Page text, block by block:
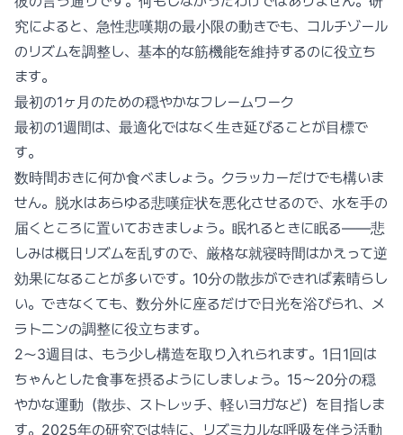
究によると、急性悲嘆期の最小限の動きでも、コルチゾール
のリズムを調整し、基本的な筋機能を維持するのに役立ち
ます。
最初の1ヶ月のための穏やかなフレームワーク
最初の1週間は、最適化ではなく生き延びることが目標で
す。
数時間おきに何か食べましょう。クラッカーだけでも構いま
せん。脱水はあらゆる悲嘆症状を悪化させるので、水を手の
届くところに置いておきましょう。眠れるときに眠る——悲
しみは概日リズムを乱すので、厳格な就寝時間はかえって逆
効果になることが多いです。10分の散歩ができれば素晴らし
い。できなくても、数分外に座るだけで日光を浴びられ、メ
ラトニンの調整に役立ちます。
2〜3週目は、もう少し構造を取り入れられます。1日1回は
ちゃんとした食事を摂るようにしましょう。15〜20分の穏
やかな運動（散歩、ストレッチ、軽いヨガなど）を目指しま
す。2025年の研究では特に、リズミカルな呼吸を伴う活動